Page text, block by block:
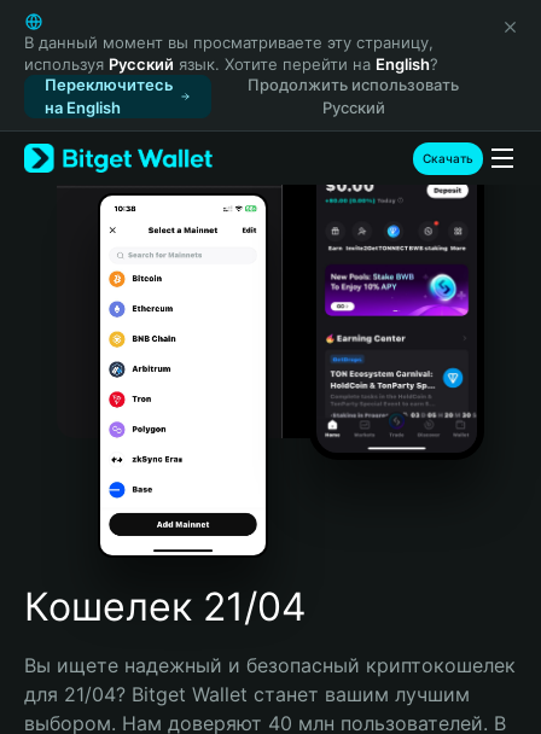
English
日本語
Tiếng Việt
Русский
Español (Latinoamérica)
Türkçe
Italiano
Português (Portugal)
Bahasa Indonesia
Português (Brasil)
Español (Argentina)
В данный момент вы просматриваете эту страницу,
используя Русский язык. Хотите перейти на English?
Переключитесь
на English
Продолжить использовать
Русский
Скачать
Кошелек 21/04
Вы ищете надежный и безопасный криптокошелек
для 21/04? Bitget Wallet станет вашим лучшим
выбором. Нам доверяют 40 млн пользователей. В